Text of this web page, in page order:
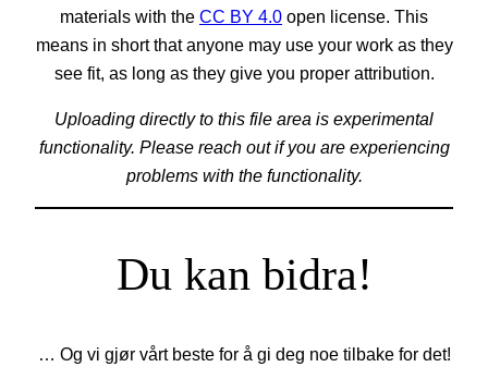
materials with the CC BY 4.0 open license. This
means in short that anyone may use your work as they
see fit, as long as they give you proper attribution.
Uploading directly to this file area is experimental
functionality. Please reach out if you are experiencing
problems with the functionality.
Du kan bidra!
… Og vi gjør vårt beste for å gi deg noe tilbake for det!